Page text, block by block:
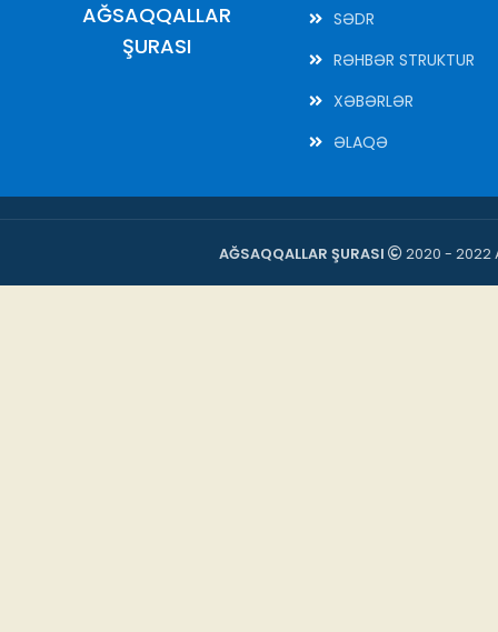
AĞSAQQALLAR
ŞURASI
SƏDR
RƏHBƏR STRUKTUR
XƏBƏRLƏR
ƏLAQƏ
AĞSAQQALLAR ŞURASI 2020 - 2022